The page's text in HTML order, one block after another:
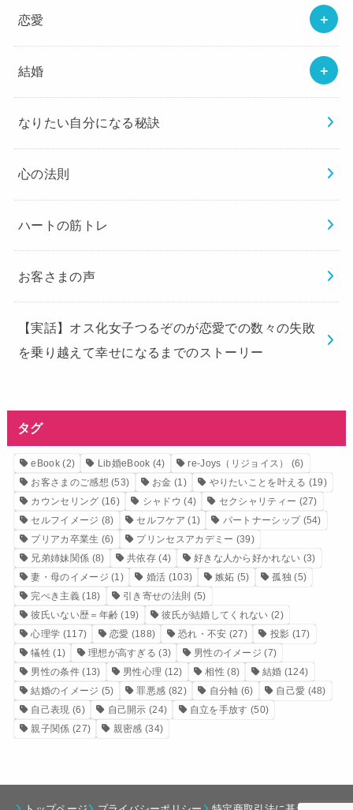
恋愛
結婚
なりたい自分になる秘訣
心の法則
ハートの筋トレ
お客さまの声
【実話】オス化女子つるぞのが恋愛での数々の失敗
を乗り越えて幸せになるまでのストーリー
タグ
eBook(2) Lib婚eBook (4) re-Joys（リジョイス）
(6)
お客さまのご感想 (53) お金 (1) やりたいことを叶える (19)
カウンセリング (16) シャドウ (4) セクシャリティー (27)
セルフイメージ (8) セルフケア (1) パートナーシップ(54)
プリアカ卒業生 (6) プリンセスアカデミー (39)
兄弟姉妹関係 (8) 共依存 (4) 好きな人から好かれない (3)
妻・母のイメージ (1) 婚活 (103) 嫉妬 (5) 孤独 (5)
完ぺき主義(18) 引き寄せの法則 (5)
彼氏いない歴＝年齢 (19) 彼氏が結婚してくれない (2)
心理学 (117) 恋愛 (188) 恐れ・不安 (27) 投影 (17)
犠牲 (1) 理想が高すぎる (3) 男性のイメージ (7)
男性の条件(13) 男性心理 (12) 相性 (8) 結婚 (124)
結婚のイメージ (5) 罪悪感 (82) 自分軸 (6) 自己愛 (48)
自己表現 (6) 自己開示 (24) 自立を手放す (50)
親子関係 (27) 親密感 (34)